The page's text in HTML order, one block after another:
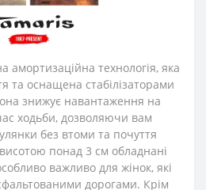
амортизаційна технологія, яка
та оснащена стабілізаторами
знижує навантаження на
ходьби, дозволяючи вам
без втоми та почуття
понад 3 см обладнані
важливо для жінок, які
дорогами. Крім